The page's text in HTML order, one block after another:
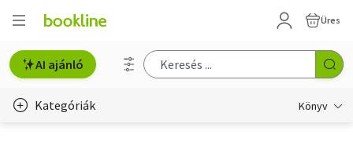
Üres
AI ajánló
Kategóriák Könyv